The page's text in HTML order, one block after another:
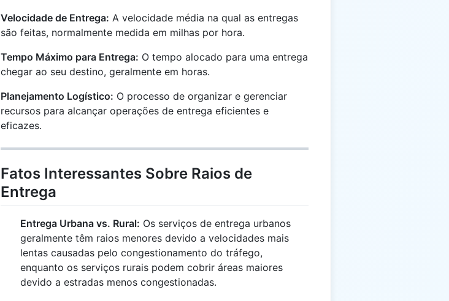
Velocidade de Entrega: A velocidade média na qual as entregas
são feitas, normalmente medida em milhas por hora.
Tempo Máximo para Entrega: O tempo alocado para uma entrega
chegar ao seu destino, geralmente em horas.
Planejamento Logístico: O processo de organizar e gerenciar
recursos para alcançar operações de entrega eficientes e
eficazes.
Fatos Interessantes Sobre Raios de
Entrega
Entrega Urbana vs. Rural: Os serviços de entrega urbanos
geralmente têm raios menores devido a velocidades mais
lentas causadas pelo congestionamento do tráfego,
enquanto os serviços rurais podem cobrir áreas maiores
devido a estradas menos congestionadas.